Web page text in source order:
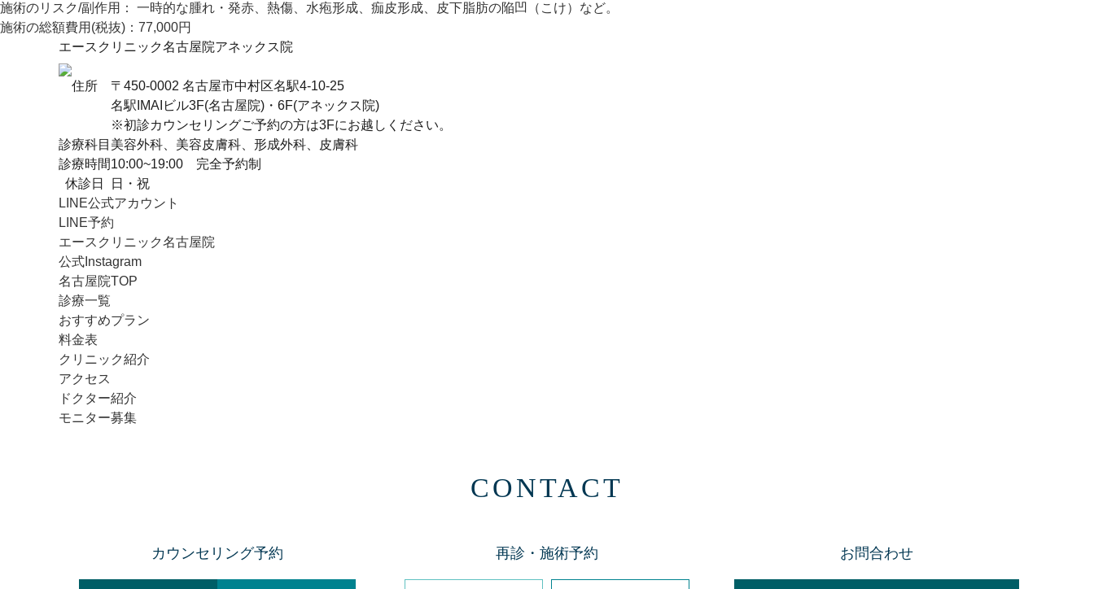
施術のリスク/副作用：
一時的な腫れ・発赤、熱傷、水疱形成、痂皮形成、皮下脂肪の陥凹（こけ）など。
施術の総額費用(税抜)： 77,000円
エースクリニック名古屋院アネックス院
住所
〒450-0002 名古屋市中村区名駅4-10-25
名駅IMAIビル3F(名古屋院)・6F(アネックス院)
※初診カウンセリングご予約の方は3Fにお越しください。
診療科目 美容外科、美容皮膚科、形成外科、皮膚科
診療時間10:00~19:00 完全予約制
休診日
日・祝
LINE公式アカウント
LINE予約
エースクリニック名古屋院
公式Instagram
名古屋院TOP
診療一覧
おすすめプラン
料金表
クリニック紹介
アクセス
ドクター紹介
モニター募集
CONTACT
カウンセリング予約 再診・施術予約 お問合わせ